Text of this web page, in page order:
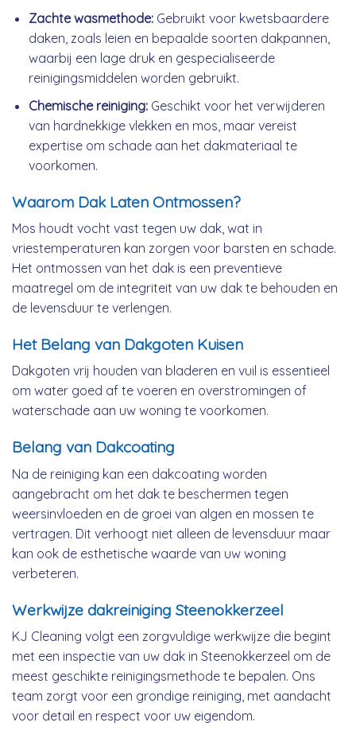
Zachte wasmethode:Gebruikt voor kwetsbaardere
daken, zoals leien en bepaalde soorten dakpannen,
waarbij een lage druk en gespecialiseerde
reinigingsmiddelen worden gebruikt.
Chemische reiniging:Geschikt voor het verwijderen
van hardnekkige vlekken en mos, maar vereist
expertise om schade aan het dakmateriaal te
voorkomen.
Waarom Dak Laten Ontmossen?
Mos houdt vocht vast tegen uw dak, wat in
vriestemperaturen kan zorgen voor barsten en schade.
Het ontmossen van het dak is een preventieve
maatregel om de integriteit van uw dak te behouden en
de levensduur te verlengen.
Het Belang van Dakgoten Kuisen
Dakgoten vrij houden van bladeren en vuil is essentieel
om water goed af te voeren en overstromingen of
waterschade aan uw woning te voorkomen.
Belang van Dakcoating
Na de reiniging kan een dakcoating worden
aangebracht om het dak te beschermen tegen
weersinvloeden en de groei van algen en mossen te
vertragen. Dit verhoogt niet alleen de levensduur maar
kan ook de esthetische waarde van uw woning
verbeteren.
Werkwijze dakreiniging Steenokkerzeel
KJ Cleaning volgt een zorgvuldige werkwijze die begint
met een inspectie van uw dak in Steenokkerzeel om de
meest geschikte reinigingsmethode te bepalen. Ons
team zorgt voor een grondige reiniging, met aandacht
voor detail en respect voor uw eigendom.